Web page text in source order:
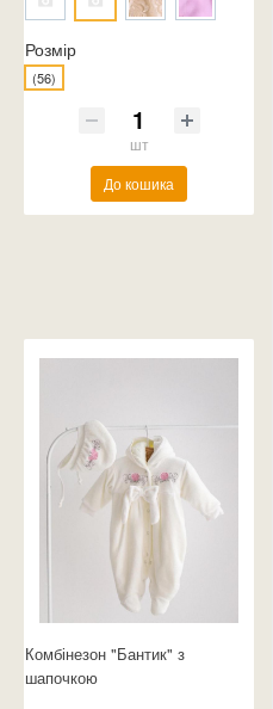
Розмір
(56)
шт
До кошика
Комбінезон "Бантик" з
шапочкою